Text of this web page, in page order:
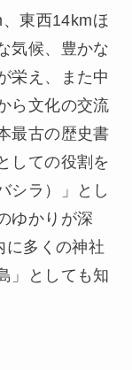
東西14kmほ
気候、豊かな
栄え、また中
ら文化の交流
最古の歴史書
しての役割を
シラ）」とし
ゆかりが深
に多くの神社
」としても知